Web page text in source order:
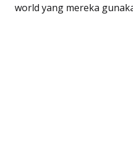
world yang mereka